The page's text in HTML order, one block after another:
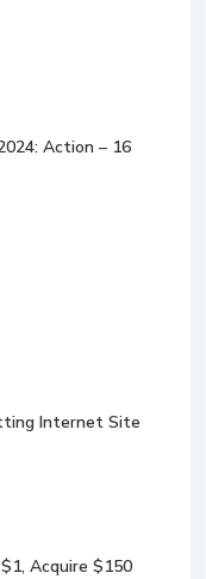
Action – 16
Internet Site
Acquire $150